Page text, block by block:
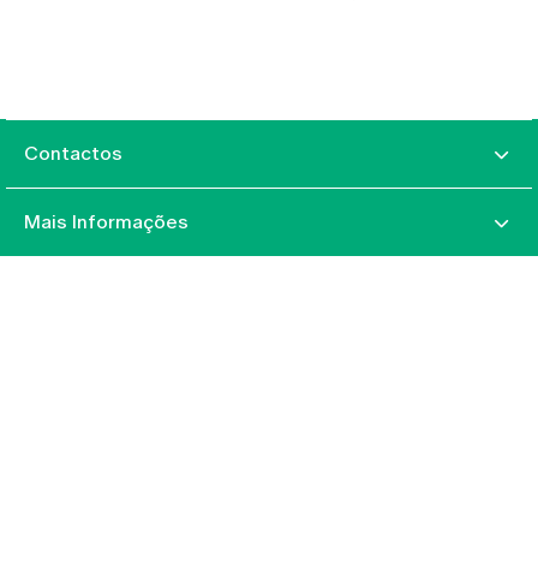
Contactos
Mais Informações